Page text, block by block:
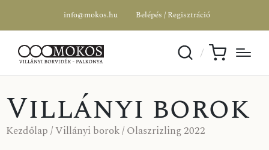
info@mokos.hu Belépés / Regisztráció
Villányi borok
Kezdőlap/Villányi borok/ Olaszrizling 2022